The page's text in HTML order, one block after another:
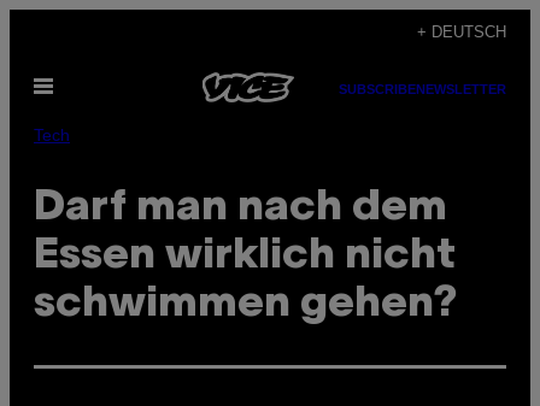
content
+ DEUTSCH
Open
SUBSCRIBENEWSLETTER
Tech
Darf man nach dem
Essen wirklich nicht
schwimmen gehen?